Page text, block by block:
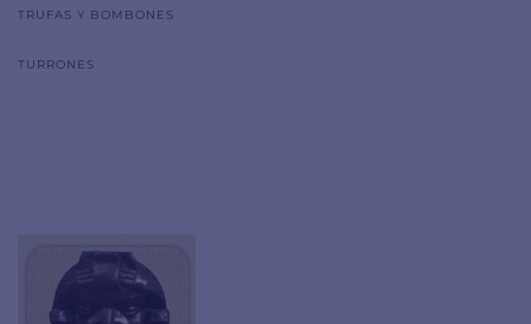
TRUFAS Y BOMBONES
TURRONES